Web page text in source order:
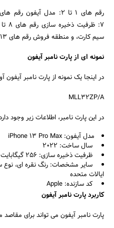
سیم کارت، و منطقه فروش رقم های 13 تا 16: کد سازنده
نمونه ای از پارت نامبر آیفون
در اینجا یک نمونه از پارت نامبر
MLL32ZP/A
در این پارت نامبر، اطلاعات زیر وجود
مدل آیفون: iPhone 13 Pro Max
سال ساخت: 2022
ظرفیت ذخیره سازی: 256 گیگابایت
سایر مشخصات: رنگ نقره ای،
ایالات متحده
کد سازنده: Apple
کاربرد پارت نامبر آیفون
پارت نامبر آیفون می تواند برای